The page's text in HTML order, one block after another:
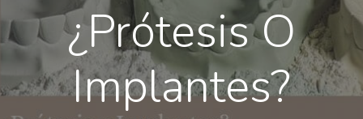
¿Prótesis O
Implantes?